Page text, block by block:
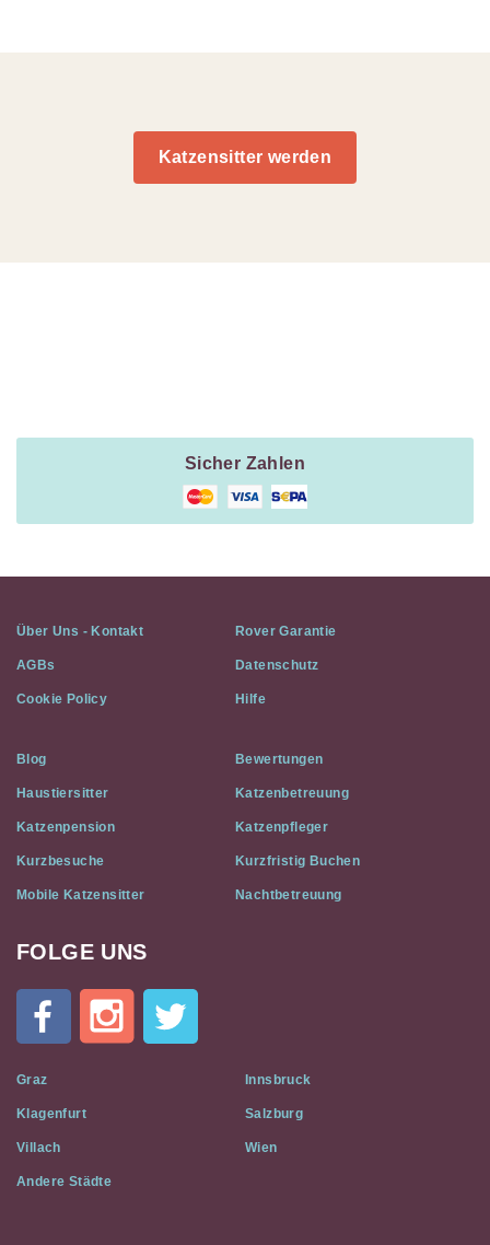
Katzensitter werden
Sicher Zahlen
Über Uns - Kontakt Rover Garantie
AGBs Datenschutz
Cookie Policy Hilfe
Blog Bewertungen
Haustiersitter Katzenbetreuung
Katzenpension Katzenpfleger
Kurzbesuche Kurzfristig Buchen
Mobile Katzensitter Nachtbetreuung
Cat
Flat
Social
Media
FOLGE UNS
Graz Innsbruck
Klagenfurt Salzburg
Villach Wien
Andere Städte